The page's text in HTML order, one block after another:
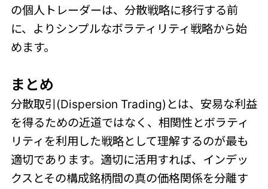
の個人トレーダーは、分散戦略に移行する前
に、よりシンプルなボラティリティ戦略から始
めます。
まとめ
分散取引(Dispersion Trading)とは、安易な利益
を得るための近道ではなく、相関性とボラティ
リティを利用した戦略として理解するのが最も
適切であります。適切に活用すれば、インデッ
クスとその構成銘柄間の真の価格関係を分離す